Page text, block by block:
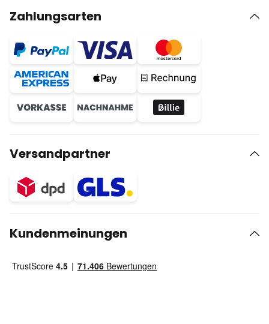
Zahlungsarten
Versandpartner
Kundenmeinungen